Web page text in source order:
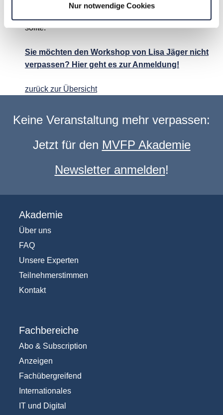
Nur notwendige Cookies
oeconomicus verhalten und man das als
sollte.
Sie möchten den Workshop von Lisa Jäger nicht
verpassen? Hier geht es zur Anmeldung!
zurück zur Übersicht
Keine Veranstaltung mehr verpassen:
Jetzt für den MVFP Akademie
Newsletter anmelden!
Akademie
Über uns
FAQ
Unsere Experten
Teilnehmerstimmen
Kontakt
Fachbereiche
Abo & Subscription
Anzeigen
Fachübergreifend
Internationales
IT und Digital